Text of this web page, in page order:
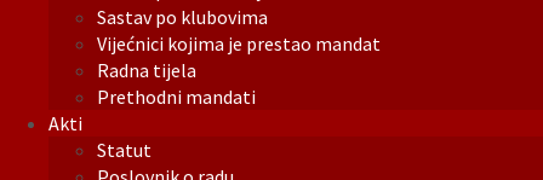
Sastav po klubovima
Vijećnici kojima je prestao mandat
Radna tijela
Prethodni mandati
Akti
Statut